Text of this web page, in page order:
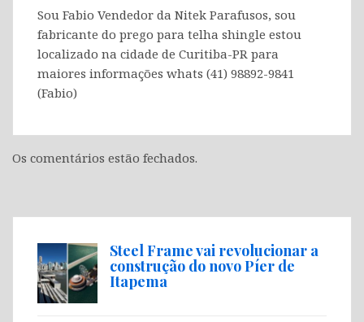
Sou Fabio Vendedor da Nitek Parafusos, sou
fabricante do prego para telha shingle estou
localizado na cidade de Curitiba-PR para
maiores informações whats (41) 98892-9841
(Fabio)
Os comentários estão fechados.
Steel Frame vai revolucionar a
construção do novo Píer de
Itapema